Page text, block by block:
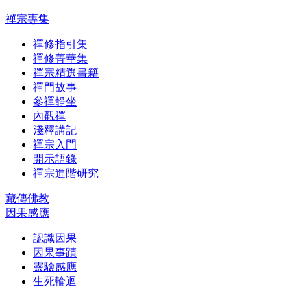
禪宗專集
禪修指引集
禪修菁華集
禪宗精選書籍
禪門故事
參禪靜坐
內觀禪
淺釋講記
禪宗入門
開示語錄
禪宗進階研究
藏傳佛教
因果感應
認識因果
因果事蹟
靈驗感應
生死輪迴